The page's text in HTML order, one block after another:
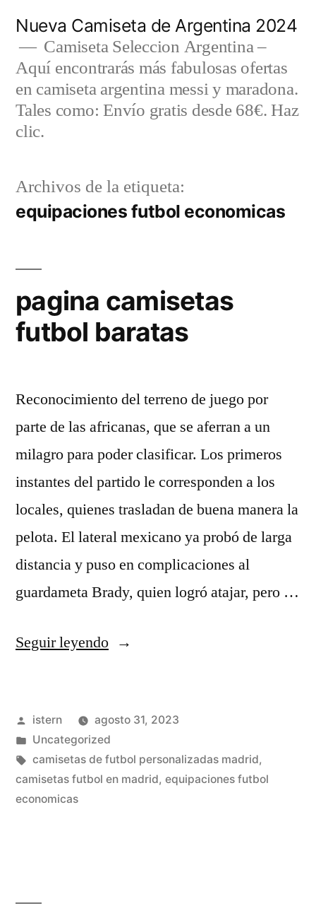
contenido
Nueva Camiseta de Argentina 2024
Camiseta Seleccion Argentina –
Aquí encontrarás más fabulosas ofertas
en camiseta argentina messi y maradona.
Tales como: Envío gratis desde 68€. Haz
clic.
Archivos de la etiqueta:
equipaciones futbol economicas
pagina camisetas
futbol baratas
Reconocimiento del terreno de juego por
parte de las africanas, que se aferran a un
milagro para poder clasificar. Los primeros
instantes del partido le corresponden a los
locales, quienes trasladan de buena manera la
pelota. El lateral mexicano ya probó de larga
distancia y puso en complicaciones al
guardameta Brady, quien logró atajar, pero …
Seguir leyendo«pagina
baratas»
Publicado
por
istern
agosto 31, 2023
Publicado
en
Uncategorized
Etiquetas:
camisetas de futbol personalizadas madrid,
camisetas futbol en madrid, equipaciones futbol
economicas